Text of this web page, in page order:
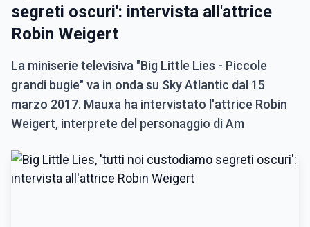
segreti oscuri': intervista all'attrice
Robin Weigert
La miniserie televisiva "Big Little Lies - Piccole
grandi bugie" va in onda su Sky Atlantic dal 15
marzo 2017. Mauxa ha intervistato l'attrice Robin
Weigert, interprete del personaggio di Am